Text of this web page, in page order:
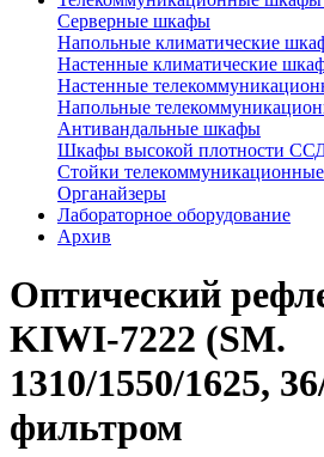
Серверные шкафы
Напольные климатические
Настенные климатические
Настенные
Напольные
Антивандальные шкафы
Шкафы высокой плотности
Стойки
Органайзеры
Лабораторное оборудование
Архив
Оптический
KIWI-7222 (SM.
1310/1550/1625,
фильтром